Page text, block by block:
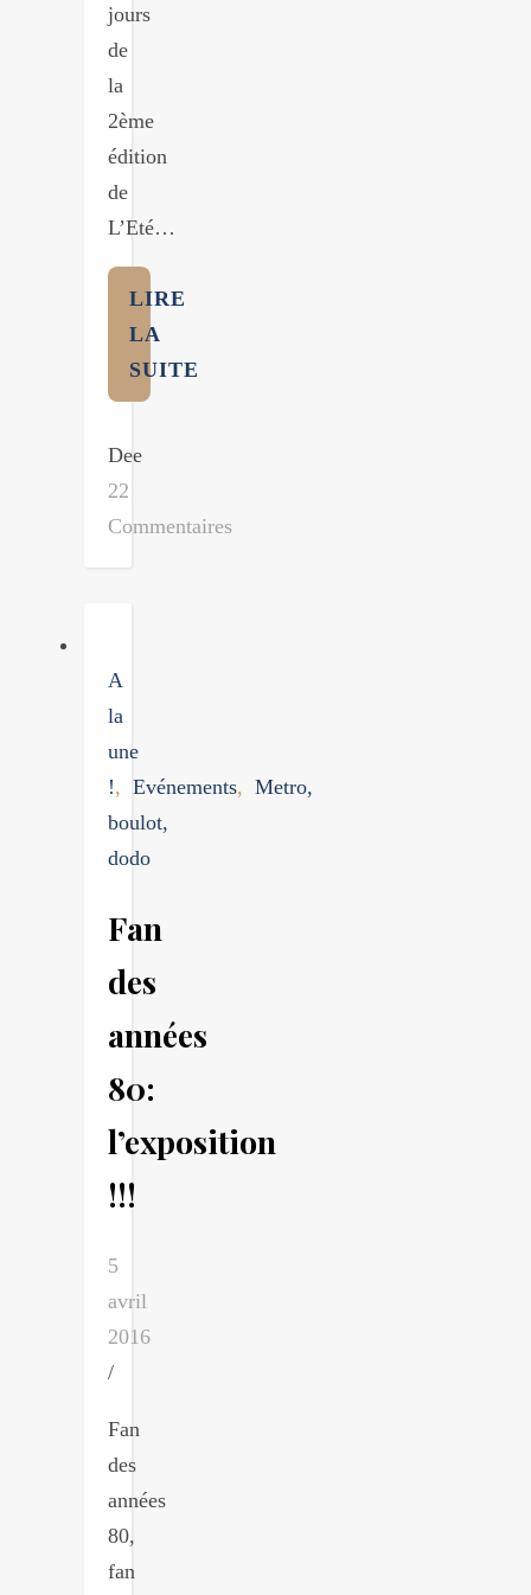
jours
de
la
2ème
édition
de
L’Eté…
LIRE
LA
SUITE
Dee
22
Commentaires
A
la
une
!, Evénements, Metro,
boulot,
dodo
Fan
des
années
80:
l’exposition
!!!
5
avril
2016
/
Fan
des
années
80,
fan